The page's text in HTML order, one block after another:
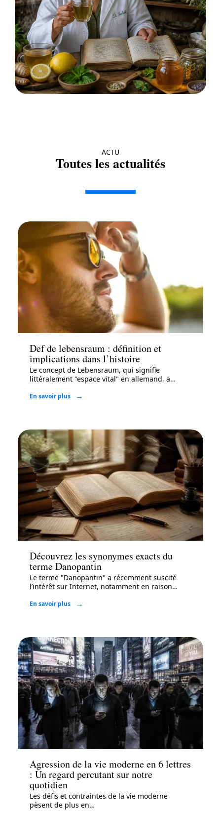
ACTU
Toutes les actualités
Def de lebensraum : définition et
implications dans l’histoire
Le concept de Lebensraum, qui signifie
littéralement "espace vital" en allemand, a…
En savoir plus
Actu
Découvrez les synonymes exacts du
terme Danopantin
Le terme "Danopantin" a récemment suscité
l’intérêt sur Internet, notamment en raison…
En savoir plus
Actu
Agression de la vie moderne en 6 lettres
: Un regard percutant sur notre
quotidien
Les défis et contraintes de la vie moderne
pèsent de plus en…